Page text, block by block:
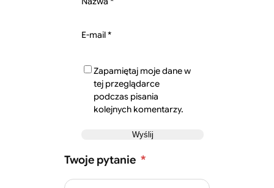
E-mail*
Zapamiętaj moje dane w
tej przeglądarce
podczas pisania
kolejnych komentarzy.
Twoje pytanie *